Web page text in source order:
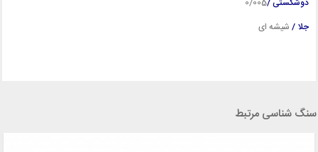
دوشکستی /0/005
جلا / شیشه ای
سنگ شناسی مرتبط